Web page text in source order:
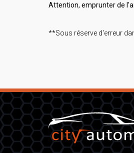
Attention, emprunter de
**Sous réserve d'erreur